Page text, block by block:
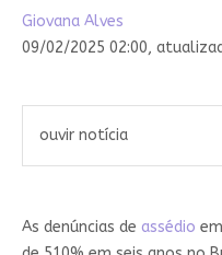
Giovana Alves
09/02/2025 02:00,
ouvir notícia
As denúncias de assédio